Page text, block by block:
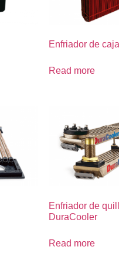
Enfriador de
Read more
Enfriador de
DuraCooler
Read more